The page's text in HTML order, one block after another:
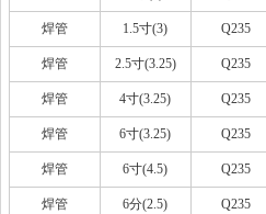
焊管 1.5寸(3) Q235
焊管 2.5寸(3.25) Q235
焊管 4寸(3.25) Q235
焊管 6寸(3.25) Q235
焊管 6寸(4.5) Q235
焊管 6分(2.5) Q235